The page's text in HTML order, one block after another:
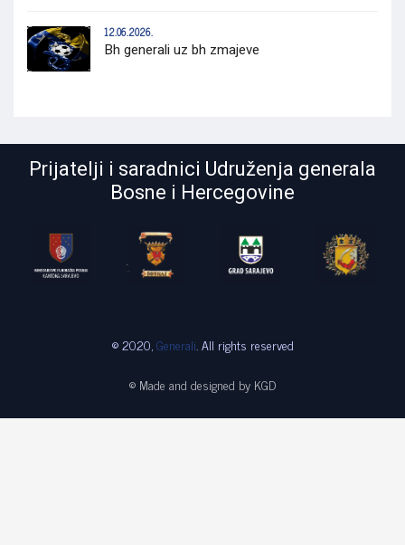
12.06.2026.
Bh generali uz bh zmajeve
Prijatelji i saradnici Udruženja generala
Bosne i Hercegovine
© 2020,Generali. All rights reserved
© Made and designed by KGD